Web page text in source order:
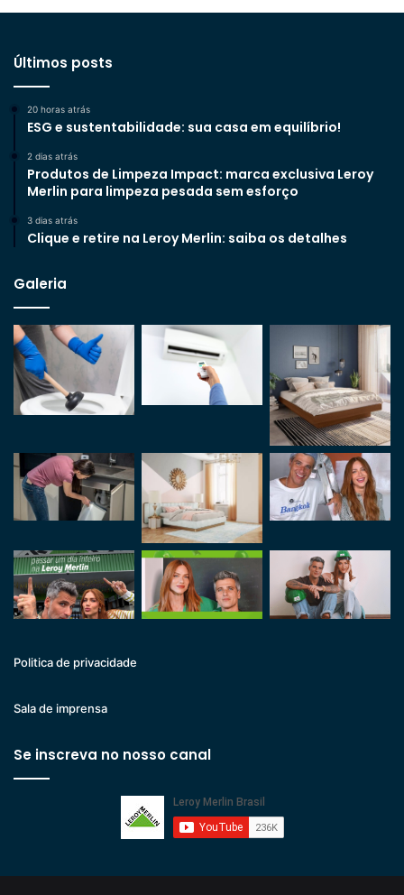
Últimos posts
20 horas atrás
ESG e sustentabilidade: sua casa em equilíbrio!
2 dias atrás
Produtos de Limpeza Impact: marca exclusiva Leroy
Merlin para limpeza pesada sem esforço
3 dias atrás
Clique e retire na Leroy Merlin: saiba os detalhes
Galeria
Politica de privacidade
Sala de imprensa
Se inscreva no nosso canal